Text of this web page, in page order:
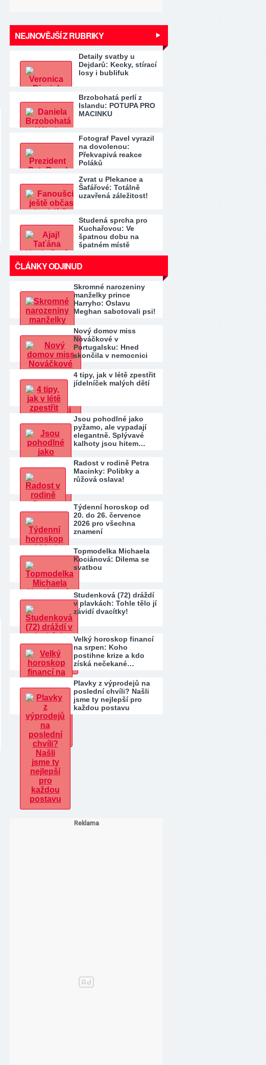
NEJNOVĚJŠÍ Z RUBRIKY
Detaily svatby u
Dejdarů: Kecky, stírací
losy i bublifuk
Brzobohatá perlí z
Islandu: POTUPA PRO
MACINKU
Fotograf Pavel vyrazil
na dovolenou:
Překvapivá reakce
Poláků
Zvrat u Plekance a
Šafářové: Totálně
uzavřená záležitost!
Studená sprcha pro
Kuchařovou: Ve
špatnou dobu na
špatném místě
ČLÁNKY ODJINUD
Skromné narozeniny
manželky prince
Harryho: Oslavu
Meghan sabotovali psi!
Nový domov miss
Nováčkové v
Portugalsku: Hned
skončila v nemocnici
4 tipy, jak v létě zpestřit
jídelníček malých dětí
Jsou pohodlné jako
pyžamo, ale vypadají
elegantně. Splývavé
kalhoty jsou hitem…
Radost v rodině Petra
Macinky: Polibky a
růžová oslava!
Týdenní horoskop od
20. do 26. července
2026 pro všechna
znamení
Topmodelka Michaela
Kociánová: Dilema se
svatbou
Studenková (72) dráždí
v plavkách: Tohle tělo jí
závidí dvacítky!
Velký horoskop financí
na srpen: Koho
postihne krize a kdo
získá nečekané…
Plavky z výprodejů na
poslední chvíli? Našli
jsme ty nejlepší pro
každou postavu